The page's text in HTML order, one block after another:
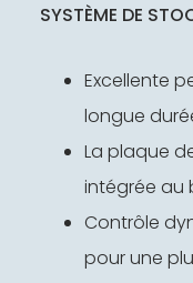
SYSTÈME DE
Excellente
longue
La plaque
intégrée au
Contrôle
pour une